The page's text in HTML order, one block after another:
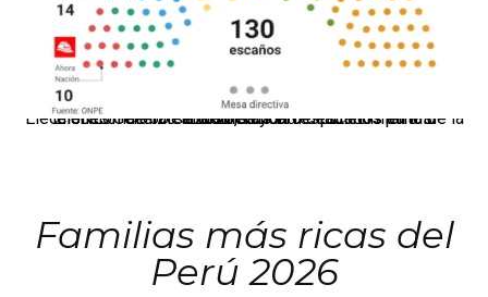
El JNE oficializó la distribución de escaños para la elección de 60 senadores y 130 diputados en las Elecciones Generales 2026, tras el restablecimiento de la Bicameralidad.
Familias más ricas del
Perú 2026